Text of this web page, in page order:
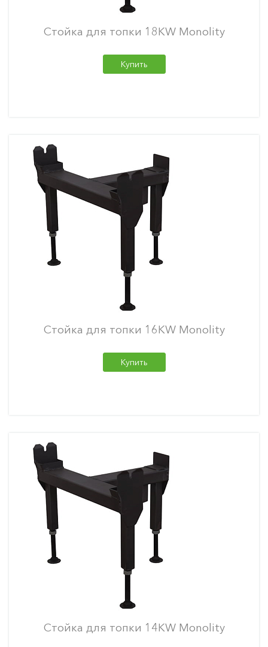
Стойка для топки 18KW Monolity
Купить
Стойка для топки 16KW Monolity
Купить
Стойка для топки 14KW Monolity